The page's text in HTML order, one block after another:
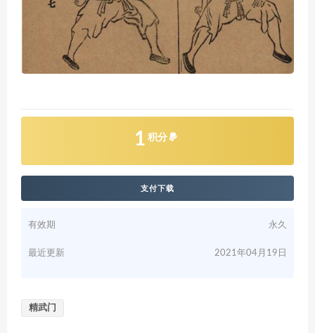
1 积分
支付下载
有效期 永久
最近更新 2021年04月19日
精武门